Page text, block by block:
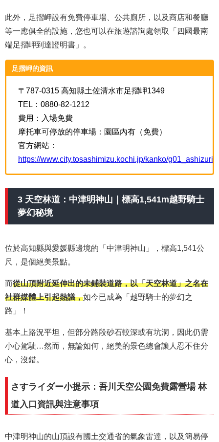
此外，足摺岬設有免費停車場、公共廁所，以及商店和餐廳
等一應俱全的設施，您也可以在旅遊諮詢處領取「四國最南
端足摺岬到達證明書」。
足摺岬的資訊
〒787-0315 高知縣土佐清水市足摺岬1349
TEL：0880-82-1212
費用：入場免費
摩托車可停放的停車場：園區內有（免費）
官方網站：
https://www.city.tosashimizu.kochi.jp/kanko/
3 天空林道：中津明神山｜標高1,541m越野騎士
夢幻秘境
位於高知縣與愛媛縣邊境的「中津明神山」，標高1,541公
尺，是個絕美景點。
而從山頂附近延伸出的未鋪裝道路，以「天空林道」之名在
社群媒體上引起熱議，如今已成為「越野騎士的夢幻之
路」！
基本上路況平坦，但部分路段砂石較深或有坑洞，因此仍需
小心駕駛…然而，無論如何，絕美的景色總會讓人忍不住分
心，沒錯。
さすライダー小提示：吾川天空公園免費露營場 林
道入口資訊與注意事項
中津明神山的山頂設有國土交通省的氣象雷達，以及簡易停